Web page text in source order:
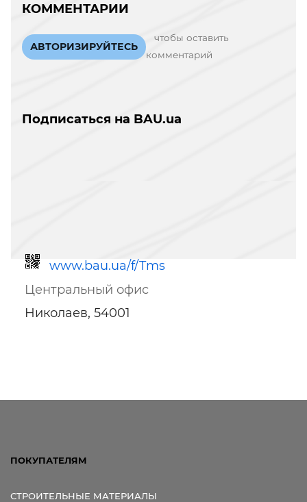
КОММЕНТАРИИ
АВТОРИЗИРУЙТЕСЬ
чтобы оставить
комментарий
Подписаться на BAU.ua
www.bau.ua/f/Tms
Центральный офис
Николаев, 54001
ПОКУПАТЕЛЯМ
СТРОИТЕЛЬНЫЕ МАТЕРИАЛЫ